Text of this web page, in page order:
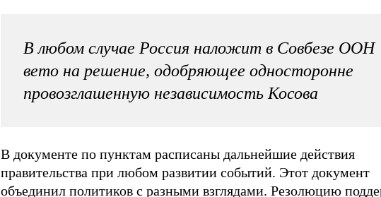
В любом случае Россия наложит в Совбезе ООН
вето на решение, одобряющее односторонне
провозглашенную независимость Косова
В документе по пунктам расписаны дальнейшие действия
правительства при любом развитии событий. Этот документ
объединил политиков с разными взглядами. Резолюцию